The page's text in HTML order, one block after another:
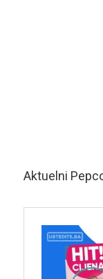
Aktuelni